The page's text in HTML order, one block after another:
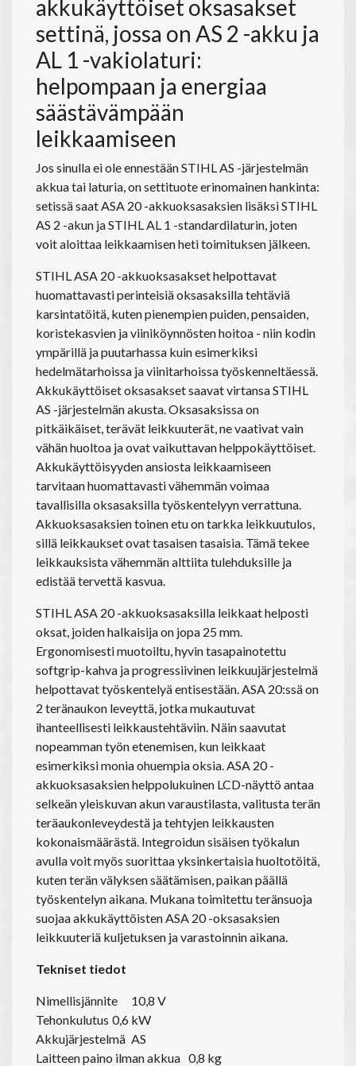
akkukäyttöiset oksasakset
settinä, jossa on AS 2 -akku ja
AL 1 -vakiolaturi:
helpompaan ja energiaa
säästävämpään
leikkaamiseen
Jos sinulla ei ole ennestään STIHL AS -järjestelmän
akkua tai laturia, on settituote erinomainen hankinta:
setissä saat ASA 20 -akkuoksasaksien lisäksi STIHL
AS 2 -akun ja STIHL AL 1 -standardilaturin, joten
voit aloittaa leikkaamisen heti toimituksen jälkeen.
STIHL ASA 20 -akkuoksasakset helpottavat
huomattavasti perinteisiä oksasaksilla tehtäviä
karsintatöitä, kuten pienempien puiden, pensaiden,
koristekasvien ja viiniköynnösten hoitoa - niin kodin
ympärillä ja puutarhassa kuin esimerkiksi
hedelmätarhoissa ja viinitarhoissa työskenneltäessä.
Akkukäyttöiset oksasakset saavat virtansa STIHL
AS -järjestelmän akusta. Oksasaksissa on
pitkäikäiset, terävät leikkuuterät, ne vaativat vain
vähän huoltoa ja ovat vaikuttavan helppokäyttöiset.
Akkukäyttöisyyden ansiosta leikkaamiseen
tarvitaan huomattavasti vähemmän voimaa
tavallisilla oksasaksilla työskentelyyn verrattuna.
Akkuoksasaksien toinen etu on tarkka leikkuutulos,
sillä leikkaukset ovat tasaisen tasaisia. Tämä tekee
leikkauksista vähemmän alttiita tulehduksille ja
edistää tervettä kasvua.
STIHL ASA 20 -akkuoksasaksilla leikkaat helposti
oksat, joiden halkaisija on jopa 25 mm.
Ergonomisesti muotoiltu, hyvin tasapainotettu
softgrip-kahva ja progressiivinen leikkuujärjestelmä
helpottavat työskentelyä entisestään. ASA 20:ssä on
2 teränaukon leveyttä, jotka mukautuvat
ihanteellisesti leikkaustehtäviin. Näin saavutat
nopeamman työn etenemisen, kun leikkaat
esimerkiksi monia ohuempia oksia. ASA 20 -
akkuoksasaksien helppolukuinen LCD-näyttö antaa
selkeän yleiskuvan akun varaustilasta, valitusta terän
teräaukonleveydestä ja tehtyjen leikkausten
kokonaismäärästä. Integroidun sisäisen työkalun
avulla voit myös suorittaa yksinkertaisia huoltotöitä,
kuten terän välyksen säätämisen, paikan päällä
työskentelyn aikana. Mukana toimitettu teränsuoja
suojaa akkukäyttöisten ASA 20 -oksasaksien
leikkuuteriä kuljetuksen ja varastoinnin aikana.
Tekniset tiedot
Nimellisjännite
10,8 V
Tehonkulutus 0,6 kW
Akkujärjestelmä AS
Laitteen paino ilman akkua 0,8 kg